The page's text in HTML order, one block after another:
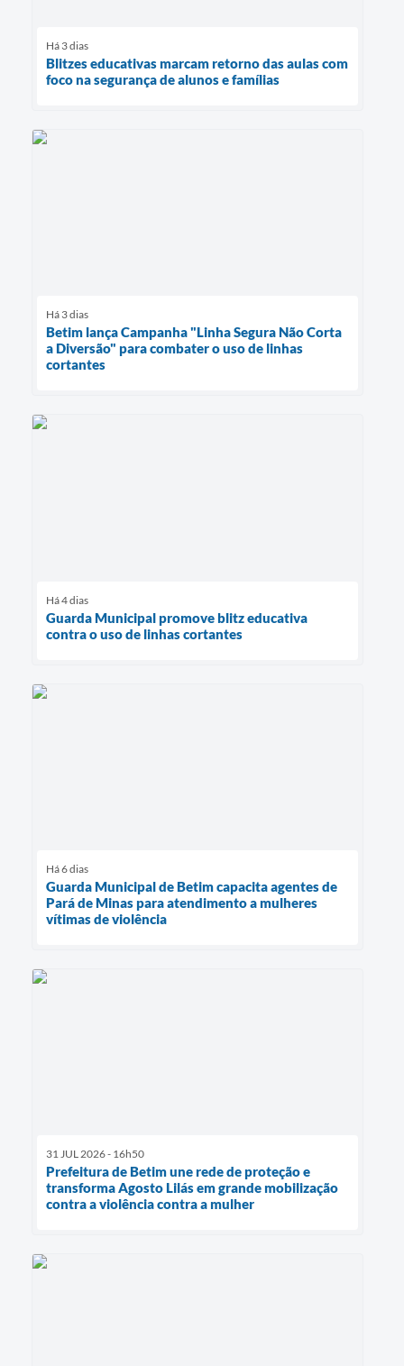
Há 3 dias
Blitzes educativas marcam retorno das aulas com
foco na segurança de alunos e famílias
Há 3 dias
Betim lança Campanha "Linha Segura Não Corta
a Diversão" para combater o uso de linhas
cortantes
Há 4 dias
Guarda Municipal promove blitz educativa
contra o uso de linhas cortantes
Há 6 dias
Guarda Municipal de Betim capacita agentes de
Pará de Minas para atendimento a mulheres
vítimas de violência
31 JUL 2026 - 16h50
Prefeitura de Betim une rede de proteção e
transforma Agosto Lilás em grande mobilização
contra a violência contra a mulher